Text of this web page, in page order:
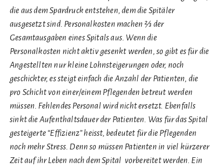
die aus dem Spardruck entstehen, dem die Spitäler
ausgesetzt sind. Personalkosten machen ⅔ der
Gesamtausgaben eines Spitals aus. Wenn die
Personalkosten nicht aktiv gesenkt werden, so gibt es für die
Angestellten nur kleine Lohnsteigerungen oder, noch
geschickter, es steigt einfach die Anzahl der Patienten, die
pro Schicht von einer/einem Pflegenden betreut werden
müssen. Fehlendes Personal wird nicht ersetzt. Ebenfalls
sinkt die Aufenthaltsdauer der Patienten. Was für das Spital
gesteigerte “Effizienz” heisst, bedeutet für die Pflegenden
noch mehr Stress. Denn so müssen Patienten in viel kürzerer
Zeit auf ihr Leben nach dem Spital vorbereitet werden. Ein